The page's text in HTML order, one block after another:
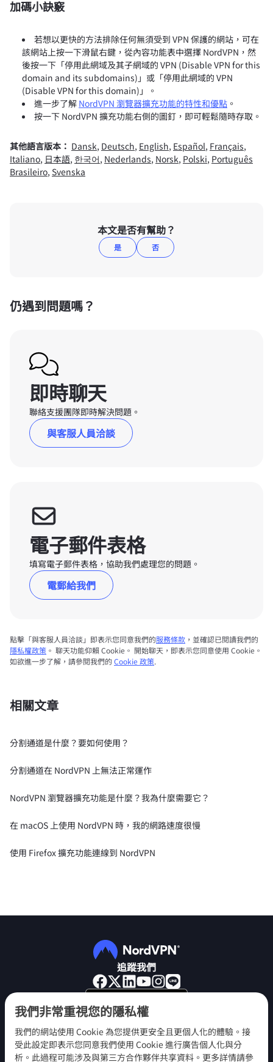
我們非常重視您的隱私權
我們的網站使用 Cookie 為您提供更安全且更個人化的體驗。接
受此設定即表示您同意我們使用 Cookie 進行廣告個人化與分
析。此過程可能涉及與第三方合作夥伴共享資料。更多詳情請參
加碼小訣竅
若想以更快的方法排除任何無須受到 VPN 保護的網站，可在
該網站上按一下滑鼠右鍵，從內容功能表中選擇 NordVPN，然
後按一下「停用此網域及其子網域的 VPN (Disable VPN for this
domain and its subdomains)」或「停用此網域的 VPN
(Disable VPN for this domain)」。
進一步了解 NordVPN 瀏覽器擴充功能的特性和優點 。
按一下 NordVPN 擴充功能右側的圖釘，即可輕鬆隨時存取。
其他語言版本： Dansk, Deutsch, English, Español, Français,
Italiano, 日本語, 한국어, Nederlands, Norsk, Polski, Português
Brasileiro, Svenska
本文是否有幫助？
是 否
仍遇到問題嗎？
即時聊天
聯絡支援團隊即時解決問題。
與客服人員洽談
電子郵件表格
填寫電子郵件表格，協助我們處理您的問題。
電郵給我們
點擊「與客服人員洽談」即表示您同意我們的服務條款 ，並確認已閱讀我們的
隱私權政策 。 聊天功能仰賴 Cookie。 開始聊天，即表示您同意使用 Cookie。
如欲進一步了解，請參閱我們的 Cookie 政策.
相關文章
分割通道是什麼？要如何使用？
分割通道在 NordVPN 上無法正常運作
NordVPN 瀏覽器擴充功能是什麼？我為什麼需要它？
在 macOS 上使用 NordVPN 時，我的網路速度很慢
使用 Firefox 擴充功能連線到 NordVPN
追蹤我們
NordVPN